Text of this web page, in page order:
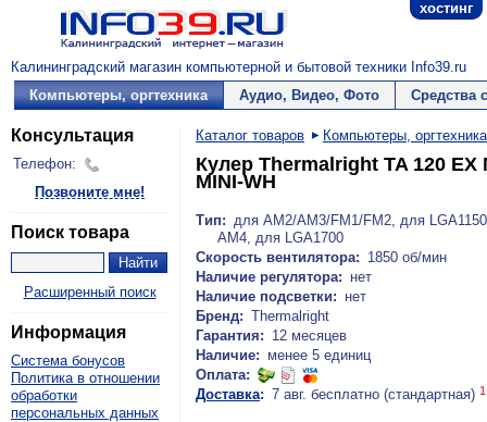
хостинг
Калининградский магазин компьютерной и бытовой техники Info39.ru
Компьютеры, оргтехника
Аудио, Видео, Фото Средства
Консультация
Телефон:
Позвоните мне!
Поиск товара
Расширенный поиск
Информация
Система бонусов
Политика в отношении
обработки
персональных данных
Каталог товаров Компьютеры, оргтехника
Кулер Thermalright TA 120 EX
MINI-WH
Тип: для AM2/AM3/FM1/FM2, для
AM4, для LGA1700
Скорость вентилятора: 1850 об/мин
Наличие регулятора: нет
Наличие подсветки: нет
Бренд: Thermalright
Гарантия: 12 месяцев
Наличие: менее 5 единиц
Оплата:
Доставка: 7 авг. бесплатно (стандартная) 1